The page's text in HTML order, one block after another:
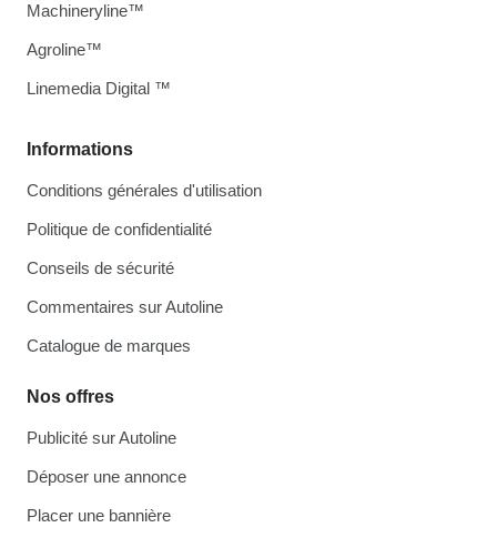
Informations
Conditions générales d'utilisation
Politique de confidentialité
Conseils de sécurité
Commentaires sur Autoline
Catalogue de marques
Nos offres
Publicité sur Autoline
Déposer une annonce
Placer une bannière
Machineryline™
Agroline™
Linemedia Digital ™